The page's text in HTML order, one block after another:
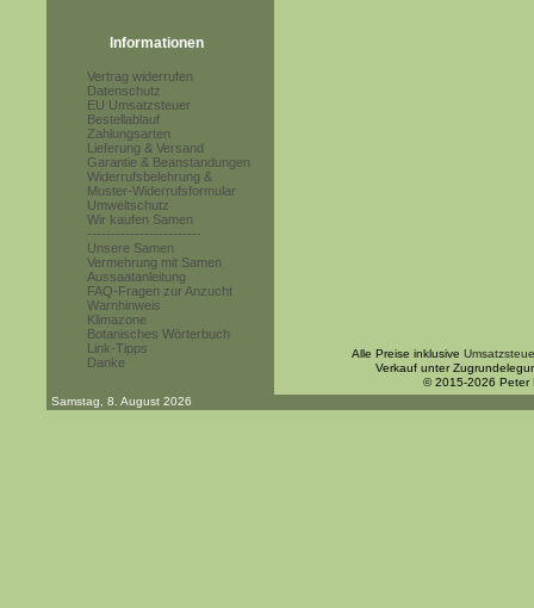
Informationen
Vertrag widerrufen
Datenschutz
EU Umsatzsteuer
Bestellablauf
Zahlungsarten
Lieferung & Versand
Garantie & Beanstandungen
Widerrufsbelehrung &
Muster-Widerrufsformular
Umweltschutz
Wir kaufen Samen
------------------------
Unsere Samen
Vermehrung mit Samen
Aussaatanleitung
FAQ-Fragen zur Anzucht
Warnhinweis
Klimazone
Botanisches Wörterbuch
Link-Tipps
Danke
Alle Preise inklusive
Verkauf unter
© 2015-2026 Peter
Samstag, 8. August 2026